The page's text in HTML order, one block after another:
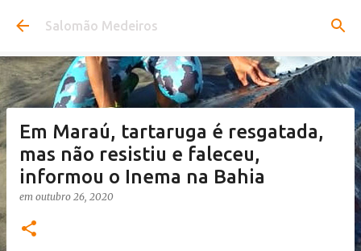
Pular para o conteúdo principal
Salomão Medeiros
Em Maraú, tartaruga é resgatada,
mas não resistiu e faleceu,
informou o Inema na Bahia
em outubro 26, 2020